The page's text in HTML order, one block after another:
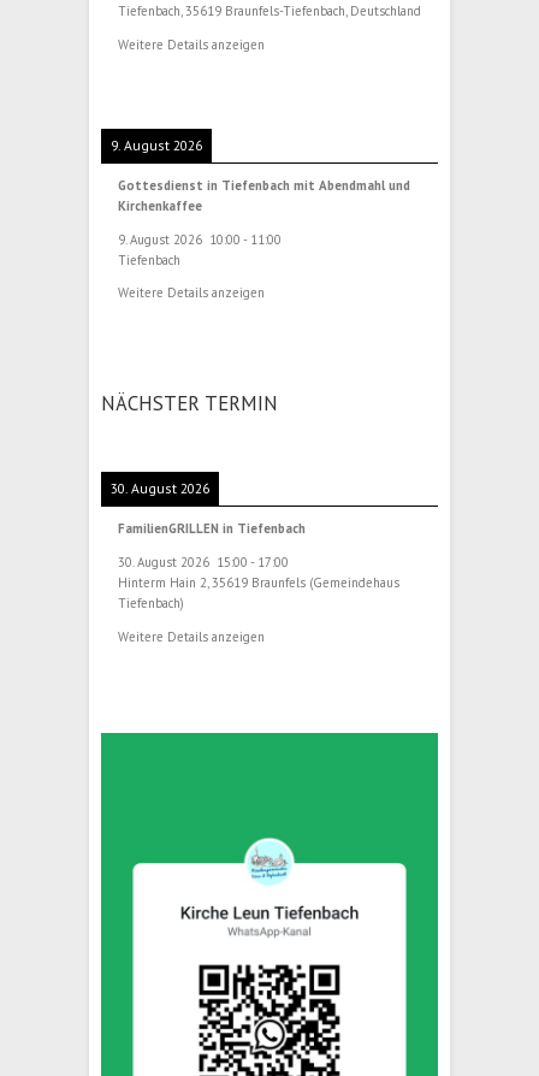
Tiefenbach, 35619 Braunfels-Tiefenbach, Deutschland
Weitere Details anzeigen
9. August 2026
Gottesdienst in Tiefenbach mit Abendmahl und
Kirchenkaffee
9. August 2026 10:00 - 11:00
Tiefenbach
Weitere Details anzeigen
NÄCHSTER TERMIN
30. August 2026
FamilienGRILLEN in Tiefenbach
30. August 2026 15:00 - 17:00
Hinterm Hain 2, 35619 Braunfels (Gemeindehaus
Tiefenbach)
Weitere Details anzeigen